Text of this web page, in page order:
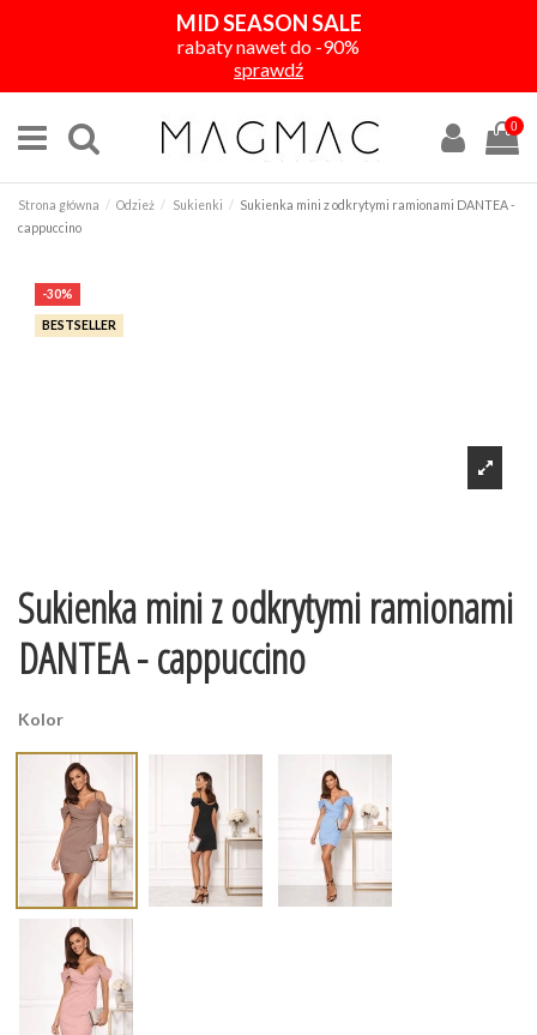
MID SEASON SALE
rabaty nawet do -90%
sprawdź
0
Strona główna Odzież Sukienki
Sukienka mini z odkrytymi ramionami DANTEA -
cappuccino
-30%
BESTSELLER
Sukienka mini z odkrytymi ramionami
DANTEA - cappuccino
Kolor